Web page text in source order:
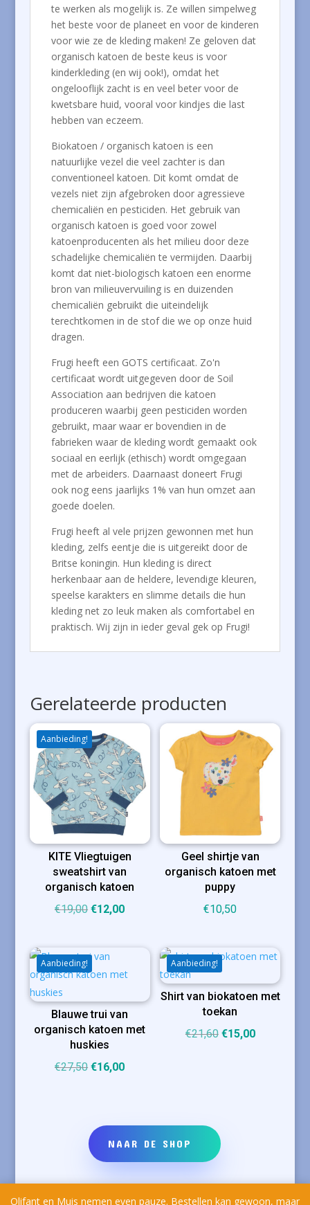
Olifant en Muis nemen even pauze. Bestellen kan gewoon, maar
te werken als mogelijk is. Ze willen simpelweg
het beste voor de planeet en voor de kinderen
voor wie ze de kleding maken! Ze geloven dat
organisch katoen de beste keus is voor
kinderkleding (en wij ook!), omdat het
ongelooflijk zacht is en veel beter voor de
kwetsbare huid, vooral voor kindjes die last
hebben van eczeem.
Biokatoen / organisch katoen is een
natuurlijke vezel die veel zachter is dan
conventioneel katoen. Dit komt omdat de
vezels niet zijn afgebroken door agressieve
chemicaliën en pesticiden. Het gebruik van
organisch katoen is goed voor zowel
katoenproducenten als het milieu door deze
schadelijke chemicaliën te vermijden. Daarbij
komt dat niet-biologisch katoen een enorme
bron van milieuvervuiling is en duizenden
chemicaliën gebruikt die uiteindelijk
terechtkomen in de stof die we op onze huid
dragen.
Frugi heeft een GOTS certificaat. Zo'n
certificaat wordt uitgegeven door de Soil
Association aan bedrijven die katoen
produceren waarbij geen pesticiden worden
gebruikt, maar waar er bovendien in de
fabrieken waar de kleding wordt gemaakt ook
sociaal en eerlijk (ethisch) wordt omgegaan
met de arbeiders. Daarnaast doneert Frugi
ook nog eens jaarlijks 1% van hun omzet aan
goede doelen.
Frugi heeft al vele prijzen gewonnen met hun
kleding, zelfs eentje die is uitgereikt door de
Britse koningin. Hun kleding is direct
herkenbaar aan de heldere, levendige kleuren,
speelse karakters en slimme details die hun
kleding net zo leuk maken als comfortabel en
praktisch. Wij zijn in ieder geval gek op Frugi!
Gerelateerde producten
Aanbieding!
KITE Vliegtuigen
sweatshirt van
organisch katoen
€19,00 Oorspronkelijke
€19,00.
€12,00Huidige
Geel shirtje van
organisch katoen met
puppy
€10,50
Aanbieding!
Blauwe trui van
organisch katoen met
huskies
€27,50 Oorspronkelijke
€16,00Huidige
Aanbieding!
Shirt van biokatoen met
toekan
€21,60 Oorspronkelijke
€15,00Huidige
NAAR DE SHOP